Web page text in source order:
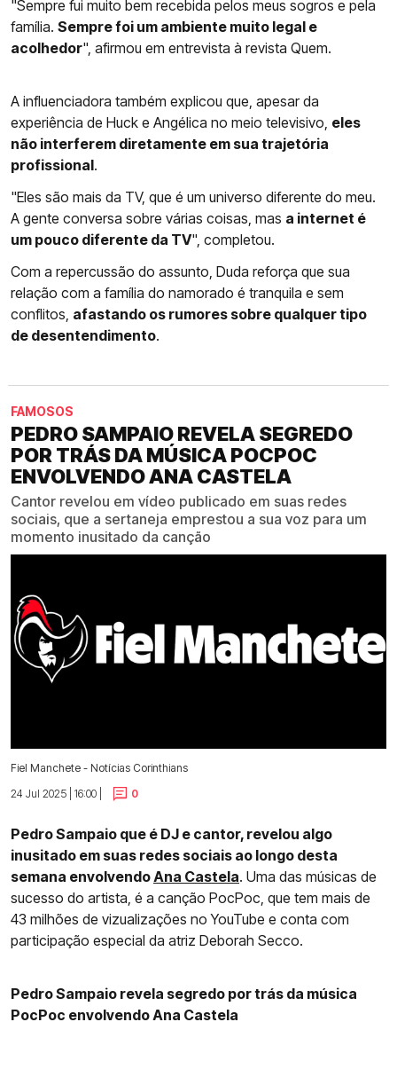
"Sempre fui muito bem recebida pelos meus sogros e pela
família. Sempre foi um ambiente muito legal e
acolhedor", afirmou em entrevista à revista Quem.
A influenciadora também explicou que, apesar da
experiência de Huck e Angélica no meio televisivo, eles
não interferem diretamente em sua trajetória
profissional.
"Eles são mais da TV, que é um universo diferente do meu.
A gente conversa sobre várias coisas, mas a internet é
um pouco diferente da TV", completou.
Com a repercussão do assunto, Duda reforça que sua
relação com a família do namorado é tranquila e sem
conflitos, afastando os rumores sobre qualquer tipo
de desentendimento.
FAMOSOS
PEDRO SAMPAIO REVELA SEGREDO
POR TRÁS DA MÚSICA POCPOC
ENVOLVENDO ANA CASTELA
Cantor revelou em vídeo publicado em suas redes
sociais, que a sertaneja emprestou a sua voz para um
momento inusitado da canção
Fiel Manchete - Notícias Corinthians
24 Jul 2025 | 16:00 |
0
Pedro Sampaio que é DJ e cantor, revelou algo
inusitado em suas redes sociais ao longo desta
semana envolvendoAna Castela. Uma das músicas de
sucesso do artista, é a canção PocPoc, que tem mais de
43 milhões de vizualizações no YouTube e conta com
participação especial da atriz Deborah Secco.
Pedro Sampaio revela segredo por trás da música
PocPoc envolvendo Ana Castela